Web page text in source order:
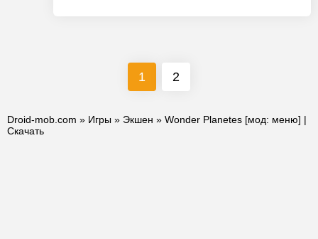
1 2
Droid-mob.com » Игры » Экшен » Wonder Planetes [мод: меню] |
Скачать